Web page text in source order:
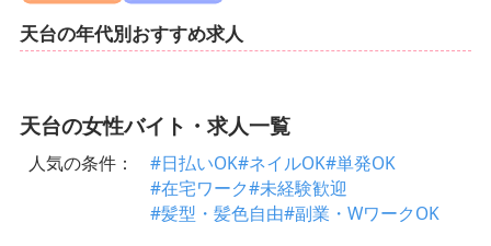
天台の年代別おすすめ求人
天台の女性バイト・求人一覧
人気の条件： #日払いOK#ネイルOK#単発OK
#在宅ワーク#未経験歓迎
#髪型・髪色自由#副業・WワークOK